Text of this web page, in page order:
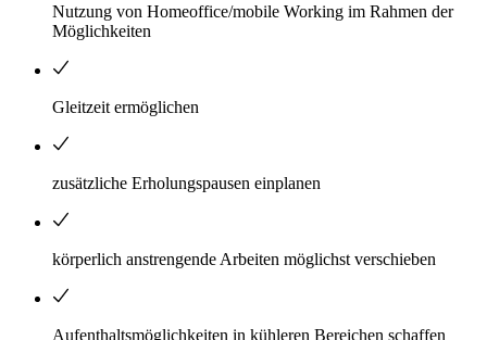
Nutzung von Homeoffice/mobile Working im Rahmen der
Möglichkeiten
Gleitzeit ermöglichen
zusätzliche Erholungspausen einplanen
körperlich anstrengende Arbeiten möglichst verschieben
Aufenthaltsmöglichkeiten in kühleren Bereichen schaffen